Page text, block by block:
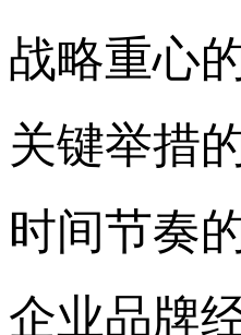
战略重心
关键举措
时间节奏
企业品牌